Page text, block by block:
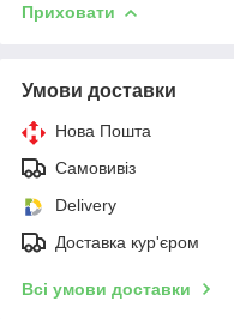
Приховати
Умови доставки
Нова Пошта
Самовивіз
Delivery
Доставка кур'єром
Всі умови доставки